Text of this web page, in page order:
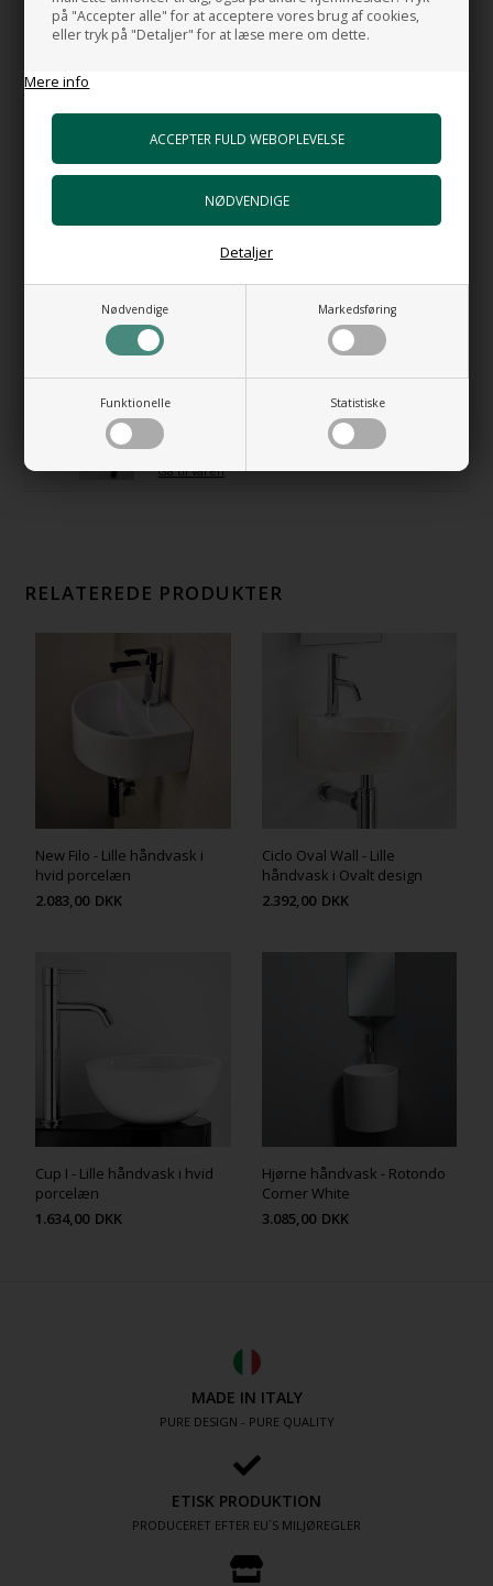
på "Accepter alle" for at acceptere vores brug af cookies,
eller tryk på "Detaljer" for at læse mere om dette.
Mere info
Nødvendige Markedsføring
Funktionelle Statistiske
Detaljer
hanehul.
MADE IN ITALY
HUSK OGSÅ DISSE
Monteringsbolte til håndvask
+86,00 DKK
HI-TECH 5 Mat sort Vandlås i luksus
udgave
+1.598,00 DKK
Gå til varen
Sort Blandingsbatteri - Goccia Black no 4
+8.663,00 DKK
Gå til varen
RELATEREDE PRODUKTER
New Filo - Lille håndvask i
hvid porcelæn
2.083,00 DKK
Ciclo Oval Wall - Lille
håndvask i Ovalt design
2.392,00 DKK
Cup I - Lille håndvask i hvid
porcelæn
1.634,00 DKK
Hjørne håndvask - Rotondo
Corner White
3.085,00 DKK
MADE IN ITALY
PURE DESIGN - PURE QUALITY
ETISK PRODUKTION
PRODUCERET EFTER EU´S MILJØREGLER